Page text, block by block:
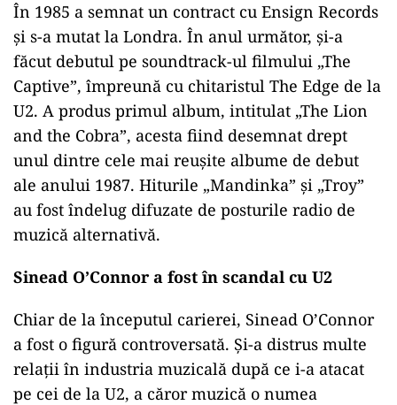
În 1985 a semnat un contract cu Ensign Records
şi s-a mutat la Londra. În anul următor, şi-a
făcut debutul pe soundtrack-ul filmului „The
Captive”, împreună cu chitaristul The Edge de la
U2. A produs primul album, intitulat „The Lion
and the Cobra”, acesta fiind desemnat drept
unul dintre cele mai reuşite albume de debut
ale anului 1987. Hiturile „Mandinka” şi „Troy”
au fost îndelug difuzate de posturile radio de
muzică alternativă.
Sinead O’Connor a fost în scandal cu U2
Chiar de la începutul carierei, Sinead O’Connor
a fost o figură controversată. Şi-a distrus multe
relaţii în industria muzicală după ce i-a atacat
pe cei de la U2, a căror muzică o numea